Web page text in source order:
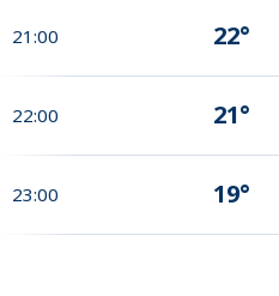
21:00 22°
22:00 21°
23:00 19°